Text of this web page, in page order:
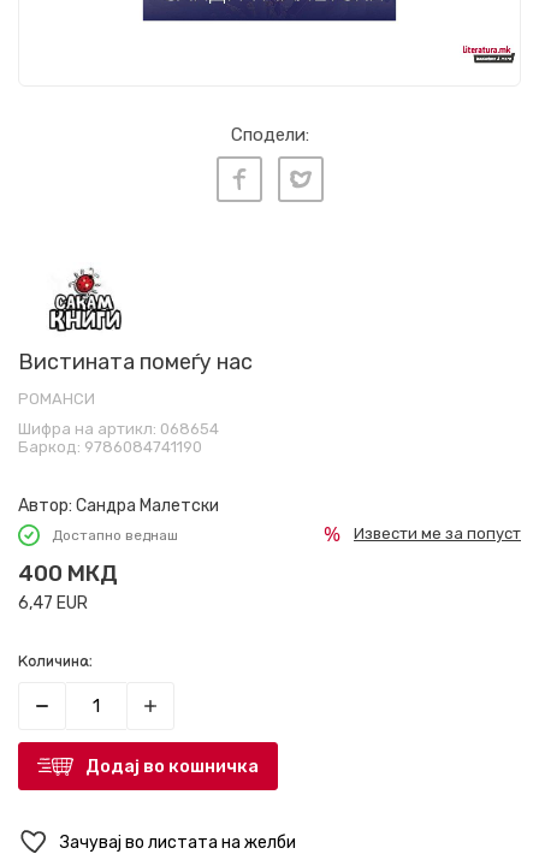
Сподели:
Вистината помеѓу нас
РОМАНСИ
Шифра на артикл: 068654
Баркод: 9786084741190
Автор: Сандра Малетски
Достапно веднаш
400 МКД
6,47 EUR
Извести ме за попуст
Количина:
Додај во кошничка
Зачувај во листата на желби